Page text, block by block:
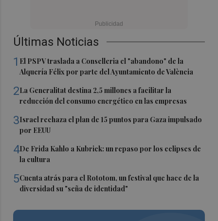
Últimas Noticias
1 El PSPV traslada a Conselleria el "abandono" de la
Alquería Félix por parte del Ayuntamiento de València
2La Generalitat destina 2,5 millones a facilitar la
reducción del consumo energético en las empresas
3Israel rechaza el plan de 15 puntos para Gaza impulsado
por EEUU
4De Frida Kahlo a Kubrick: un repaso por los eclipses de
la cultura
5Cuenta atrás para el Rototom, un festival que hace de la
diversidad su "seña de identidad"